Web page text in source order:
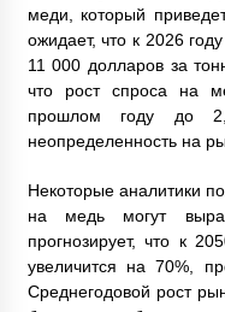
меди, который
ожидает, что к 2026
11 000 долларов за
что рост спроса на
прошлом году до
неопределенность на
Некоторые аналитики
на медь могут
прогнозирует, что к
увеличится на 70%,
Среднегодовой рост